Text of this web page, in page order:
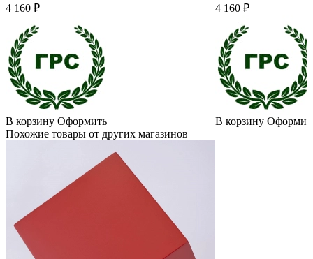
4 160 ₽
В корзину Оформить
4 160 ₽
В корзину
Похожие товары от других магазинов